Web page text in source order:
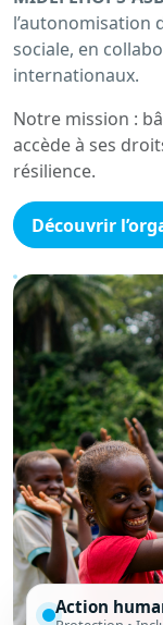
l’autonomisation
sociale, en
internationaux.
Notre mission :
accède à ses
résilience.
Découvrir
Action